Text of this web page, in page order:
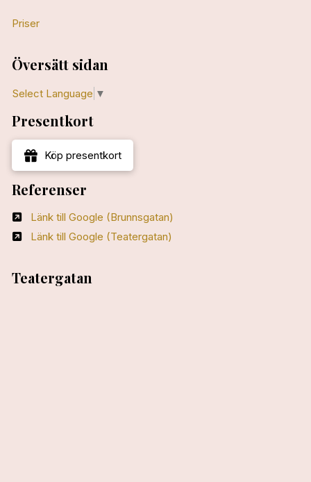
Priser
Översätt sidan
Select Language ▼
Presentkort
Köp presentkort
Referenser
Länk till Google (Brunnsgatan)
Länk till Google (Teatergatan)
Teatergatan